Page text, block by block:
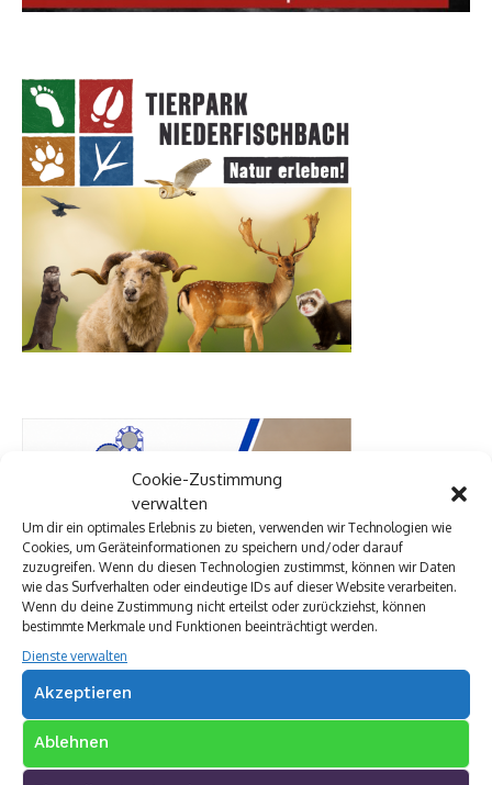
Cookie-Zustimmung
verwalten
Um dir ein optimales Erlebnis zu bieten, verwenden wir Technologien wie
Cookies, um Geräteinformationen zu speichern und/oder darauf
zuzugreifen. Wenn du diesen Technologien zustimmst, können wir Daten
wie das Surfverhalten oder eindeutige IDs auf dieser Website verarbeiten.
Wenn du deine Zustimmung nicht erteilst oder zurückziehst, können
bestimmte Merkmale und Funktionen beeinträchtigt werden.
Dienste verwalten
Akzeptieren
Ablehnen
Premium Werbepartner: